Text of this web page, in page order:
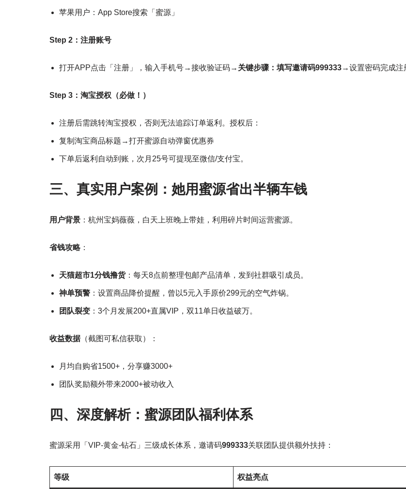
苹果用户：App Store搜索「蜜源」
Step 2：注册账号
打开APP点击「注册」，输入手机号→接收验证码→ 关键步骤：填写邀请码999333→设置密码完成注
Step 3：淘宝授权（必做！）
注册后需跳转淘宝授权，否则无法追踪订单返利。授权后：
复制淘宝商品标题→打开蜜源自动弹窗优惠券
下单后返利自动到账，次月25号可提现至微信/支付宝。
三、真实用户案例：她用蜜源省出半辆车钱
用户背景 ：杭州宝妈薇薇，白天上班晚上带娃，利用碎片时间运营蜜源。
省钱攻略：
天猫超市1分钱撸货：每天8点前整理包邮产品清单，发到社群吸引成员。
神单预警 ：设置商品降价提醒，曾以5元入手原价299元的空气炸锅。
团队裂变 ：3个月发展200+直属VIP，双11单日收益破万。
收益数据（截图可私信获取）：
月均自购省1500+，分享赚3000+
团队奖励额外带来2000+被动收入
四、深度解析：蜜源团队福利体系
蜜源采用「VIP-黄金-钻石」三级成长体系，邀请码999333关联团队提供额外扶持：
等级 权益亮点